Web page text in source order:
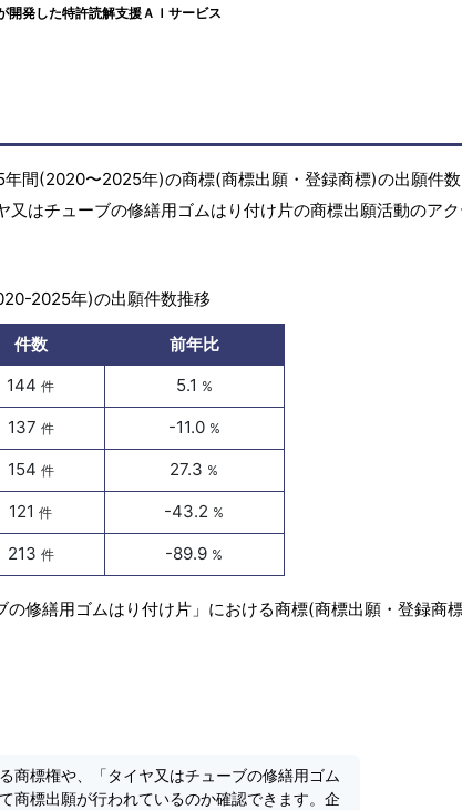
開発した特許読解支援ＡＩサービス
間(2020〜2025年)の商標(商標出願・登録商標)の出願件
はチューブの修繕用ゴムはり付け片の商標出願活動のア
2025年)の出願件数推移
件数
前年比
144件 5.1 %
137 件 -11.0 %
154 件 27.3 %
121件 -43.2 %
213 件 -89.9 %
修繕用ゴムはり付け片」における商標(商標出願・登録商
商標権や、「タイヤ又はチューブの修繕用ゴム
商標出願が行われているのか確認できます。企